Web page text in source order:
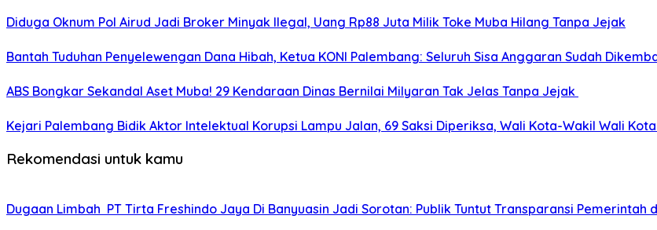
Diduga Oknum Pol Airud Jadi Broker Minyak Ilegal, Uang Rp88 Juta Milik Toke Muba Hilang Tanpa Jejak
Bantah Tuduhan Penyelewengan Dana Hibah, Ketua KONI Palembang: Seluruh Sisa Anggaran Sudah
ABS Bongkar Sekandal Aset Muba! 29 Kendaraan Dinas Bernilai Milyaran Tak Jelas Tanpa Jejak
Kejari Palembang Bidik Aktor Intelektual Korupsi Lampu Jalan, 69 Saksi Diperiksa, Wali Kota-Wakil Wali
Rekomendasi untuk kamu
Dugaan Limbah PT Tirta Freshindo Jaya Di Banyuasin Jadi Sorotan: Publik Tuntut Transparansi Pemerintah